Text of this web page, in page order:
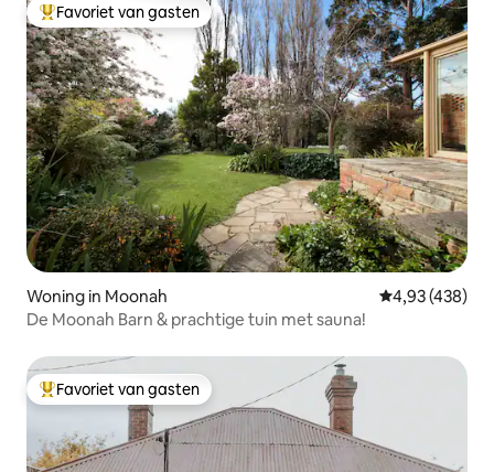
Topfavoriet van gasten
Favoriet van gasten
Woning in Moonah Gemiddelde
4,93 (438)
De Moonah Barn & prachtige tuin met sauna!
Topfavoriet van gasten
Favoriet van gasten